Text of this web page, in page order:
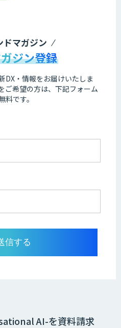
ドマガジン
ジン登録
DX・情報をお届けいたしま
ご希望の方は、下記フォーム
です。
AI-を資料請求